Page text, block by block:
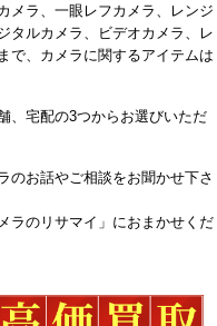
メラ、一眼レフカメラ、レンジ
タルカメラ、ビデオカメラ、レ
で、カメラに関するアイテムは
、宅配の3つからお選びいただ
のお話やご相談をお聞かせ下さ
ラのリサマイ」におまかせくだ